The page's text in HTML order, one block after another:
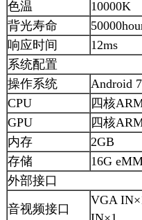
色温
10000K
背光寿命
响应时间
12ms
系统配置
操作系统
Android
CPU
四核
GPU
四核
内存
2GB
存储
16G
外部接口
音视频接口
VGA